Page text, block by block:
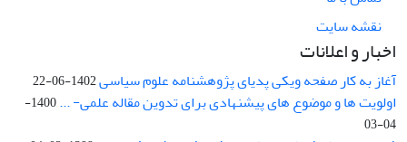
نقشه سایت
اخبار و اعلانات
آغاز به کار صفحه ویکی پدیای پژوهشنامه علوم سیاسی1402-06-22
اولویت ها و موضوع های پیشنهادی برای تدوین مقاله علمی- ...
1400-
04-03